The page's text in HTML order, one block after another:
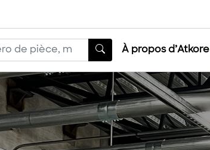
À propos d’Atkore